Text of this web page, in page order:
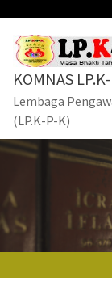
content
KOMNAS
Lembaga
(LP.K-P-K)